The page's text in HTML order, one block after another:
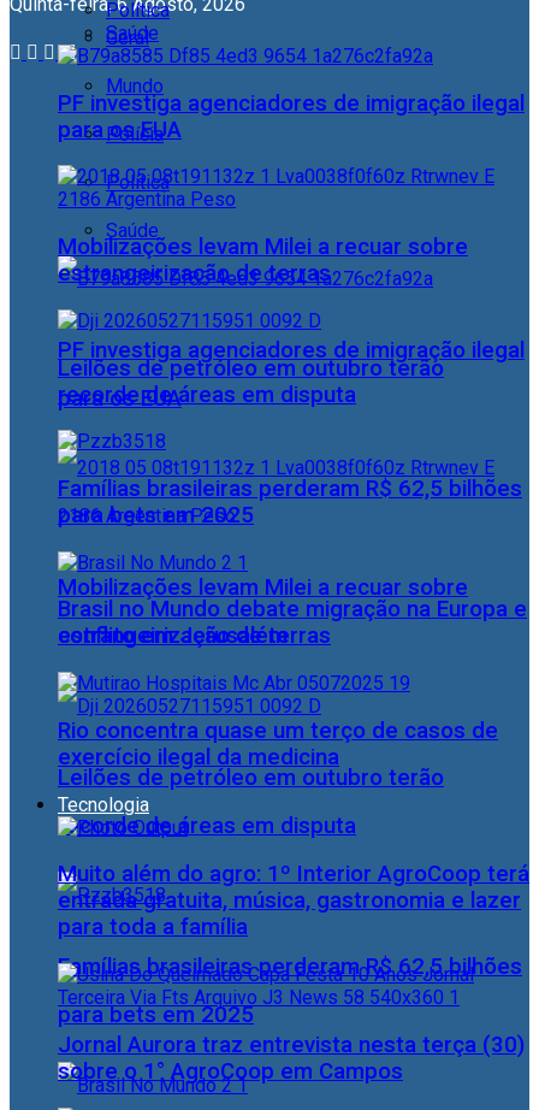
Geral
Mundo
Polícia
Política
Saúde
PF investiga agenciadores de imigração ilegal
para os EUA
Mobilizações levam Milei a recuar sobre
estrangeirização de terras
Leilões de petróleo em outubro terão
recorde de áreas em disputa
Famílias brasileiras perderam R$ 62,5 bilhões
para bets em 2025
Política
Saúde
PF investiga agenciadores de imigração ilegal
para os EUA
Mobilizações levam Milei a recuar sobre
estrangeirização de terras
Leilões de petróleo em outubro terão
recorde de áreas em disputa
Famílias brasileiras perderam R$ 62,5 bilhões
para bets em 2025
Brasil no Mundo debate migração na Europa e
conflito em Jerusalém
Rio concentra quase um terço de casos de
exercício ilegal da medicina
Tecnologia
Muito além do agro: 1º Interior AgroCoop terá
entrada gratuita, música, gastronomia e lazer
para toda a família
Jornal Aurora traz entrevista nesta terça (30)
sobre o 1° AgroCoop em Campos